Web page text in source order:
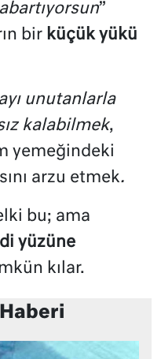
abartıyorsun”
bir küçük yükü
unutanlarla
kalabilmek,
yemeğindeki
arzu etmek.
bu; ama
yüzüne
kılar.